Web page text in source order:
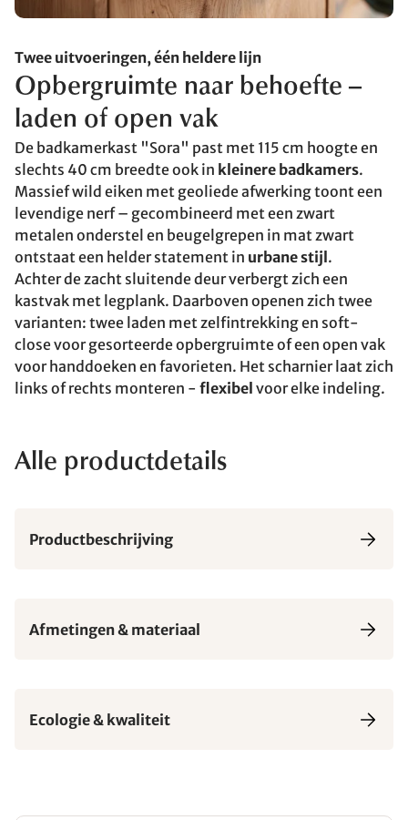
Twee uitvoeringen, één heldere lijn
Opbergruimte naar behoefte –
laden of open vak
De badkamerkast "Sora" past met 115 cm hoogte en
slechts 40 cm breedte ook in kleinere badkamers.
Massief wild eiken met geoliede afwerking toont een
levendige nerf – gecombineerd met een zwart
metalen onderstel en beugelgrepen in mat zwart
ontstaat een helder statement in urbane stijl .
Achter de zacht sluitende deur verbergt zich een
kastvak met legplank. Daarboven openen zich twee
varianten: twee laden met zelfintrekking en soft-
close voor gesorteerde opbergruimte of een open vak
voor handdoeken en favorieten. Het scharnier laat zich
links of rechts monteren - flexibel voor elke indeling.
Alle productdetails
Productbeschrijving
Afmetingen & materiaal
Ecologie & kwaliteit